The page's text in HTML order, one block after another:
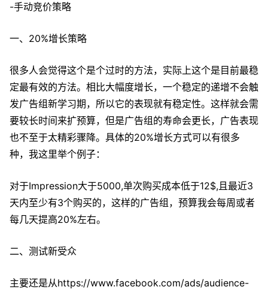
-手动竞价策略
一、20%增长策略
很多人会觉得这个是个过时的方法，实际上这个是目前最稳
定最有效的方法。相比大幅度增长，一个稳定的递增不会触
发广告组新学习期，所以它的表现就有稳定性。这样就会需
要较长时间来扩预算，但是广告组的寿命会更长，广告表现
也不至于太精彩骤降。具体的20%增长方式可以有很多
种，我这里举个例子：
对于Impression大于5000,单次购买成本低于12$,且最近3
天内至少有3个购买的，这样的广告组，预算我会每周或者
每几天提高20%左右。
二、测试新受众
主要还是从https://www.facebook.com/ads/audience-